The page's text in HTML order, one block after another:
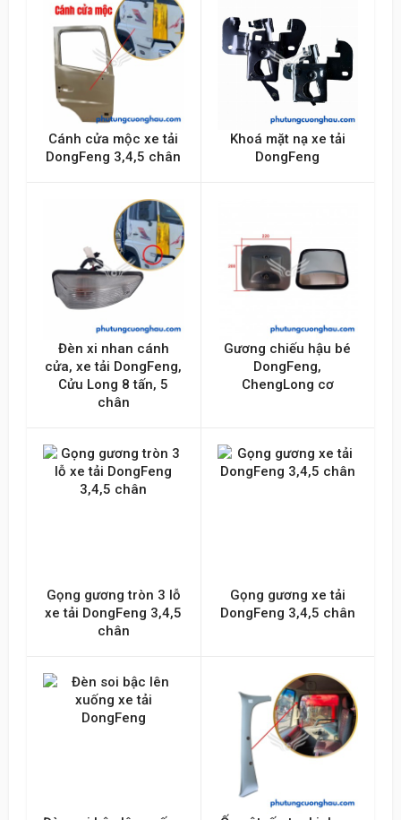
Gửi lên
Cánh cửa mộc xe tải
DongFeng 3,4,5 chân
Khoá mặt nạ xe tải
DongFeng
Đèn xi nhan cánh
cửa, xe tải DongFeng,
Cửu Long 8 tấn, 5
chân
Gương chiếu hậu bé
DongFeng,
ChengLong cơ
Gọng gương tròn 3 lỗ
xe tải DongFeng 3,4,5
chân
Gọng gương xe tải
DongFeng 3,4,5 chân